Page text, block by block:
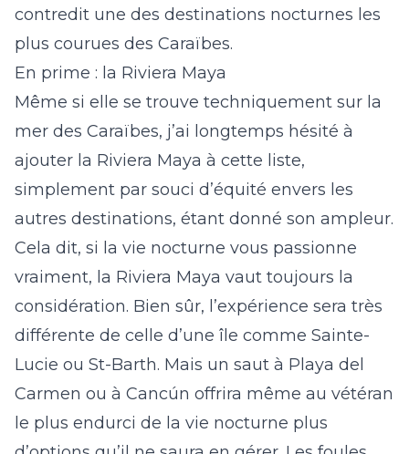
contredit une des destinations nocturnes les
plus courues des Caraïbes.
En prime : la Riviera Maya
Même si elle se trouve techniquement sur la
mer des Caraïbes, j’ai longtemps hésité à
ajouter la Riviera Maya à cette liste,
simplement par souci d’équité envers les
autres destinations, étant donné son ampleur.
Cela dit, si la vie nocturne vous passionne
vraiment, la Riviera Maya vaut toujours la
considération. Bien sûr, l’expérience sera très
différente de celle d’une île comme Sainte-
Lucie ou St-Barth. Mais un saut à Playa del
Carmen ou à Cancún offrira même au vétéran
le plus endurci de la vie nocturne plus